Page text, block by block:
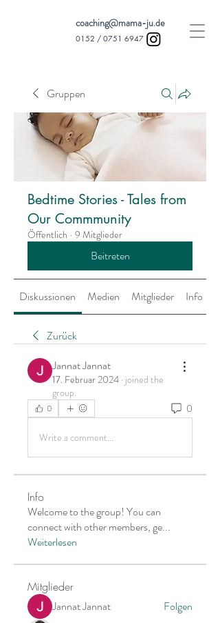
coaching@mama-ju.de
0152 / 0751 6947
Gruppen
Bedtime Stories - Tales from
Our Commmunity
Öffentlich · 9 Mitglieder
Beitreten
Diskussionen Medien Mitglieder Info
Zurück
Jannat Jannat
17. Februar 2024 · joined the
group.
0 0
Write a comment...
Info
Welcome to the group! You can
connect with other members, ge...
Weiterlesen
Mitglieder
Jannat Jannat
Folgen